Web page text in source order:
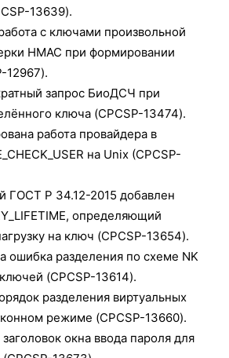
13639).
с ключами произвольной
HMAC при формировании
12967).
запрос БиоДСЧ при
ключа (CPCSP-13474).
работа провайдера в
на Unix (CPCSP-
ГОСТ Р 34.12-2015 добавлен
определяющий
на ключ (CPCSP-13654).
ошибка разделения по схеме NK
(CPCSP-13614).
разделения виртуальных
режиме (CPCSP-13660).
окна ввода пароля для